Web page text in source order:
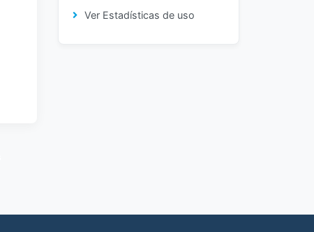
Ver Estadísticas de uso